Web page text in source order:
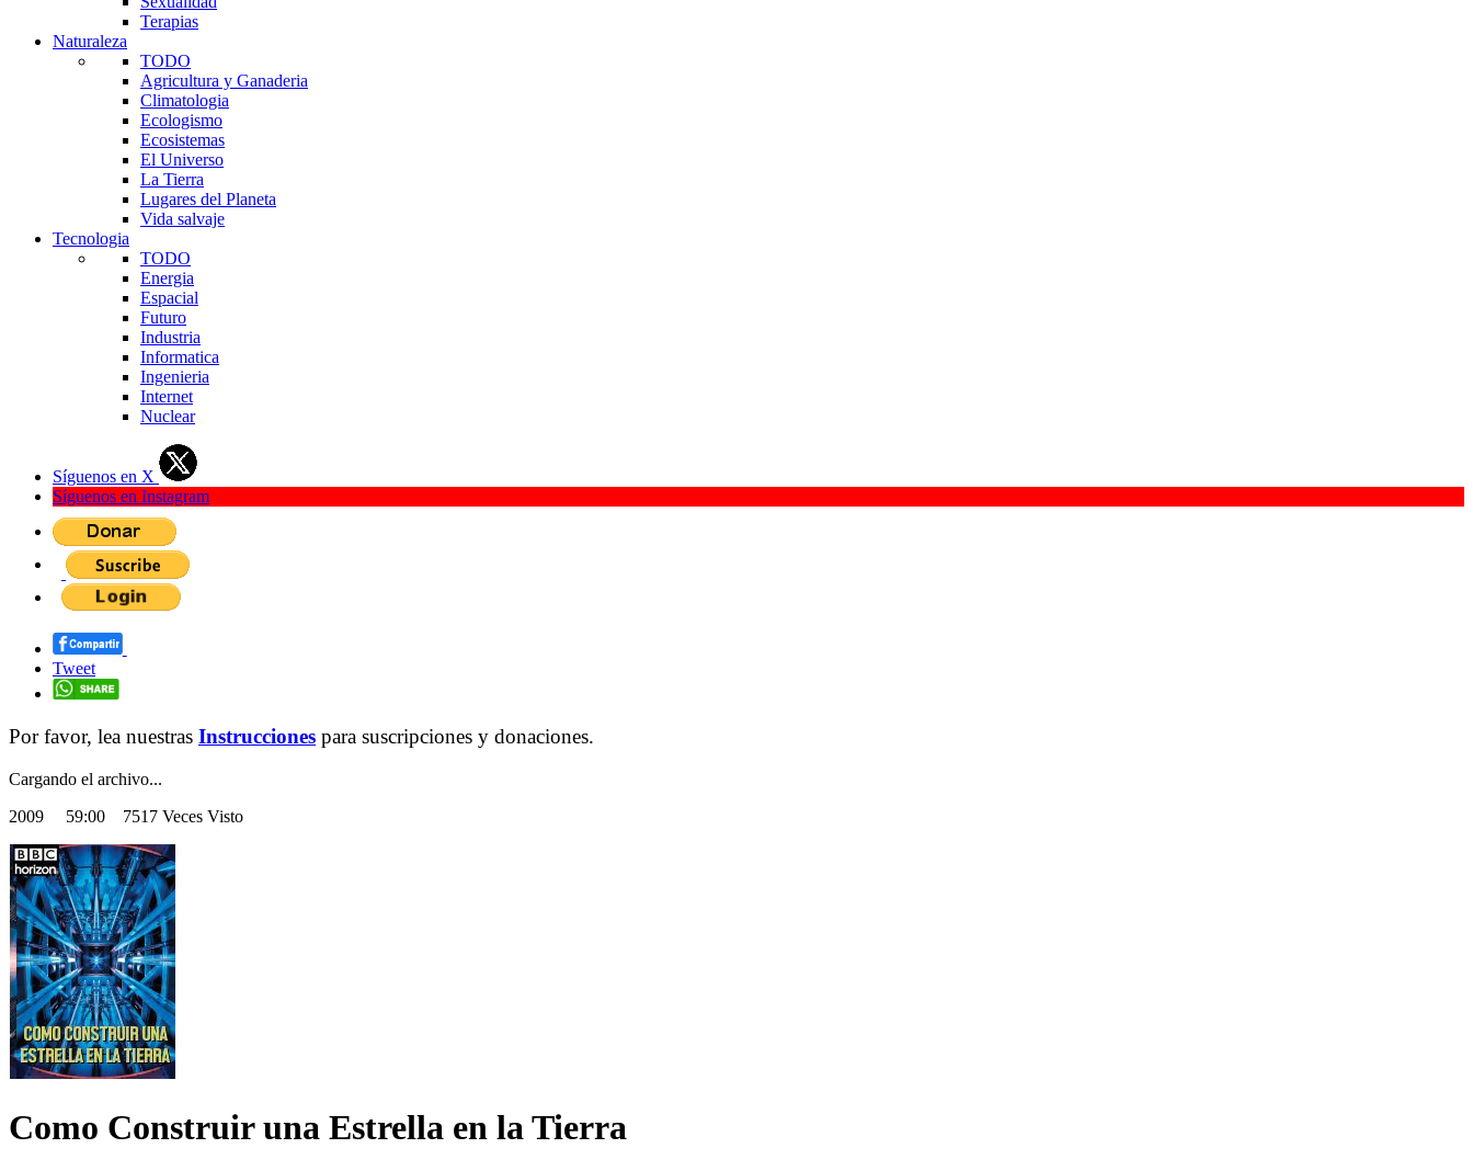
Terapias
Naturaleza
TODO
Agricultura y Ganaderia
Climatologia
Ecologismo
Ecosistemas
El Universo
La Tierra
Lugares del Planeta
Vida salvaje
Tecnologia
TODO
Energia
Espacial
Futuro
Industria
Informatica
Ingenieria
Internet
Nuclear
Síguenos en X
Síguenos en Instagram
Tweet
Por favor, lea nuestras Instrucciones para suscripciones y donaciones.
Cargando el archivo...
2009 59:00 7517 Veces Visto
Como Construir una Estrella en la Tierra